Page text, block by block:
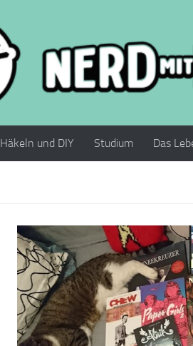
Häkeln und DIY Studium Das